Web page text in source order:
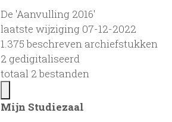
De 'Aanvulling 2016'
laatste wijziging 07-12-2022
1.375 beschreven archiefstukken
2 gedigitaliseerd
totaal 2 bestanden
Mijn Studiezaal